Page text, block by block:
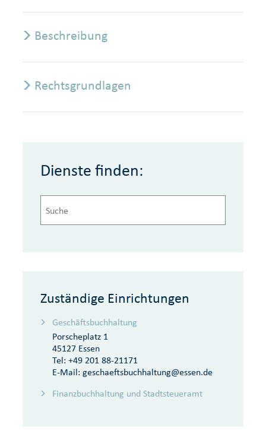
Beschreibung
Rechtsgrundlagen
Dienste finden:
Zuständige Einrichtungen
Geschäftsbuchhaltung
Porscheplatz 1
45127 Essen
Tel: +49 201 88-21171
E-Mail: geschaeftsbuchhaltung@essen.de
Finanzbuchhaltung und Stadtsteueramt